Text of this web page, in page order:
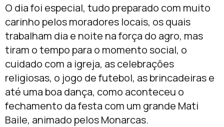
O dia foi especial, tudo preparado com muito
carinho pelos moradores locais, os quais
trabalham dia e noite na força do agro, mas
tiram o tempo para o momento social, o
cuidado com a igreja, as celebrações
religiosas, o jogo de futebol, as brincadeiras e
até uma boa dança, como aconteceu o
fechamento da festa com um grande Mati
Baile, animado pelos Monarcas.